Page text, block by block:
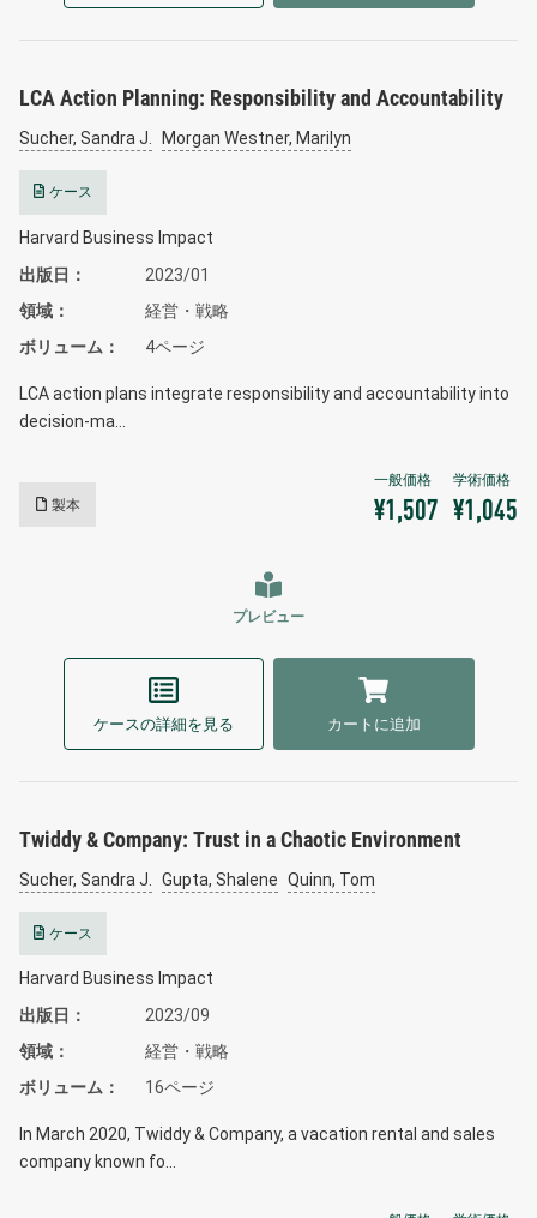
LCA Action Planning: Responsibility and Accountability
Sucher, Sandra J. Morgan Westner, Marilyn
ケース
Harvard Business Impact
出版日
2023/01
領域
経営・戦略
ボリューム
4ページ
LCA action plans integrate responsibility and accountability into
decision-ma…
製本 ¥1,507 ¥1,045
プレビュー
ケースの詳細を見る カートに追加
Twiddy & Company: Trust in a Chaotic Environment
Sucher, Sandra J. Gupta, Shalene Quinn, Tom
ケース
Harvard Business Impact
出版日
2023/09
領域
経営・戦略
ボリューム
16ページ
In March 2020, Twiddy & Company, a vacation rental and sales
company known fo…